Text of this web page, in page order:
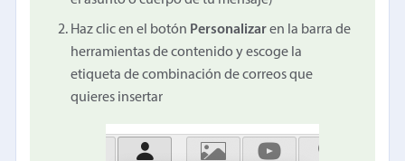
Haz clic en el botón Personalizaren la barra de
herramientas de contenido y escoge la
etiqueta de combinación de correos que
quieres insertar